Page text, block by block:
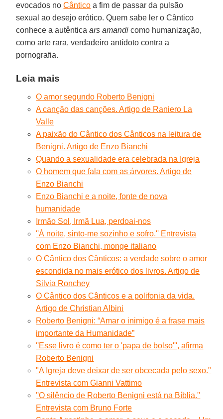
evocados noCântico a fim de passar da pulsão
sexual ao desejo erótico. Quem sabe ler o Cântico
conhece a autênticaars amandi como humanização,
como arte rara, verdadeiro antídoto contra a
pornografia.
Leia mais
O amor segundo Roberto Benigni
A canção das canções. Artigo de Raniero La
Valle
A paixão do Cântico dos Cânticos na leitura de
Benigni. Artigo de Enzo Bianchi
Quando a sexualidade era celebrada na Igreja
O homem que fala com as árvores. Artigo de
Enzo Bianchi
Enzo Bianchi e a noite, fonte de nova
humanidade
Irmão Sol, Irmã Lua, perdoai-nos
''À noite, sinto-me sozinho e sofro.'' Entrevista
com Enzo Bianchi, monge italiano
O Cântico dos Cânticos: a verdade sobre o amor
escondida no mais erótico dos livros. Artigo de
Silvia Ronchey
O Cântico dos Cânticos e a polifonia da vida.
Artigo de Christian Albini
Roberto Benigni: “Amar o inimigo é a frase mais
importante da Humanidade”
''Esse livro é como ter o 'papa de bolso''', afirma
Roberto Benigni
"A Igreja deve deixar de ser obcecada pelo sexo."
Entrevista com Gianni Vattimo
''O silêncio de Roberto Benigni está na Bíblia.''
Entrevista com Bruno Forte